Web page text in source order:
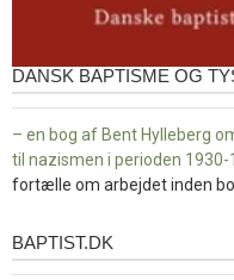
DANSK BAPTISME OG
– en bog af Bent Hylleberg
til nazismen i perioden
fortælle om arbejdet inden
baptist.dk
BAPTIST.DK